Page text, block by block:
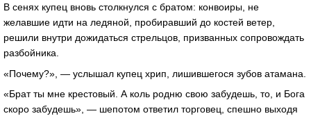
В сенях купец вновь столкнулся с братом: конвоиры, не
желавшие идти на ледяной, пробиравший до костей ветер,
решили внутри дожидаться стрельцов, призванных сопровождать
разбойника.
«Почему?», — услышал купец хрип, лишившегося зубов атамана.
«Брат ты мне крестовый. А коль родню свою забудешь, то, и Бога
скоро забудешь», — шепотом ответил торговец, спешно выходя